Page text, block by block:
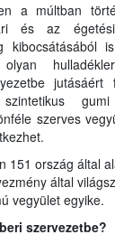
a múltban
és az égetési
kibocsátásából
olyan
jutásáért
szerves
151 ország által
által
vegyület egyike.
szervezetbe?